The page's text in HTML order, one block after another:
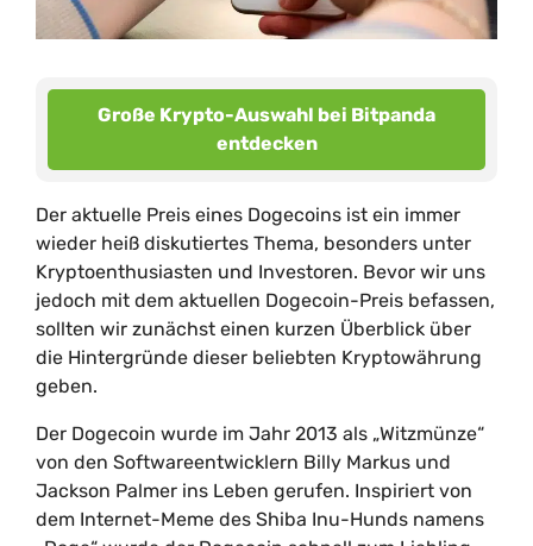
Große Krypto-Auswahl bei Bitpanda
entdecken
Der aktuelle Preis eines Dogecoins ist ein immer
wieder heiß diskutiertes Thema, besonders unter
Kryptoenthusiasten und Investoren. Bevor wir uns
jedoch mit dem aktuellen Dogecoin-Preis befassen,
sollten wir zunächst einen kurzen Überblick über
die Hintergründe dieser beliebten Kryptowährung
geben.
Der Dogecoin wurde im Jahr 2013 als „Witzmünze“
von den Softwareentwicklern Billy Markus und
Jackson Palmer ins Leben gerufen. Inspiriert von
dem Internet-Meme des Shiba Inu-Hunds namens